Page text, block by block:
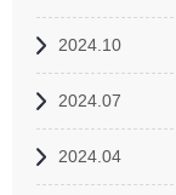
2024.10
2024.07
2024.04